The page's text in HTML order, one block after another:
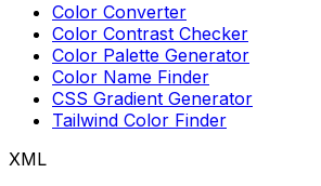
Color Converter
Color Contrast Checker
Color Palette Generator
Color Name Finder
CSS Gradient Generator
Tailwind Color Finder
XML